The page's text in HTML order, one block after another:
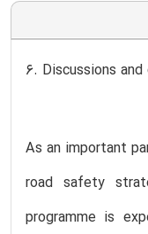
6. Discussions and
As an important
road safety
programme is